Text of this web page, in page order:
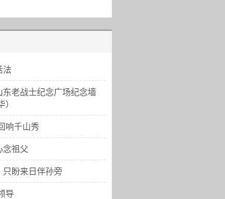
法
东老战士纪念广场纪念墙
响千山秀
念祖父
只盼来日伴孙旁
导